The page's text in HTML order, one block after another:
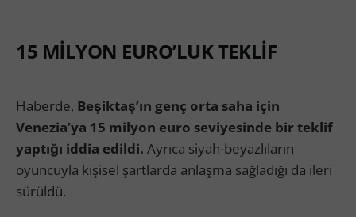
15 MİLYON EURO’LUK TEKLİF
Haberde, Beşiktaş’ın genç orta saha için
Venezia’ya 15 milyon euro seviyesinde bir teklif
yaptığı iddia edildi. Ayrıca siyah-beyazlıların
oyuncuyla kişisel şartlarda anlaşma sağladığı da ileri
sürüldü.